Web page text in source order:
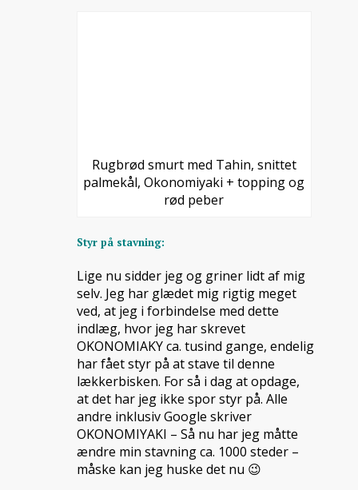
Rugbrød smurt med Tahin, snittet
palmekål, Okonomiyaki + topping og
rød peber
Styr på stavning:
Lige nu sidder jeg og griner lidt af mig
selv. Jeg har glædet mig rigtig meget
ved, at jeg i forbindelse med dette
indlæg, hvor jeg har skrevet
OKONOMIAKY ca. tusind gange, endelig
har fået styr på at stave til denne
lækkerbisken. For så i dag at opdage,
at det har jeg ikke spor styr på. Alle
andre inklusiv Google skriver
OKONOMIYAKI – Så nu har jeg måtte
ændre min stavning ca. 1000 steder –
måske kan jeg huske det nu 😉